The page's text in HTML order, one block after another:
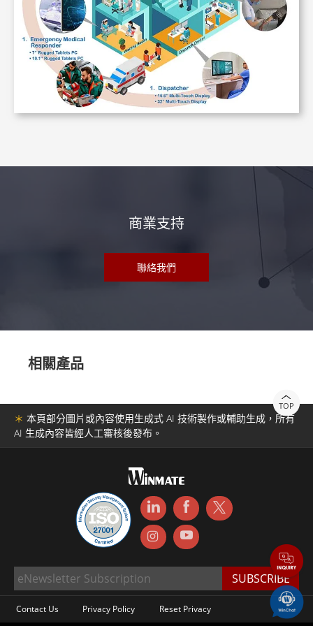
商業支持
聯絡我們
相關產品
TOP
＊ 本頁部分圖片或內容使用生成式 AI 技術製作或輔助生成，所有
AI 生成內容皆經人工審核後發布。
Contact Us Privacy Policy Reset Privacy